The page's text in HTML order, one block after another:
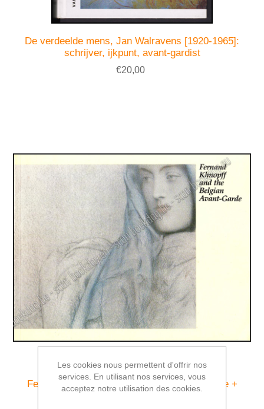
De verdeelde mens, Jan Walravens [1920-1965]:
schrijver, ijkpunt, avant-gardist
€20,00
Fernand Khnopff and the Belgian Avant-Garde +
Het geheim van Fernand Khnopff
Les cookies nous permettent d'offrir nos
services. En utilisant nos services, vous
acceptez notre utilisation des cookies.